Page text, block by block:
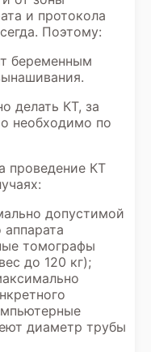
и протокола
Поэтому:
беременным
делать КТ, за
необходимо по
проведение КТ
допустимой
томографы
до 120 кг);
диаметр трубы